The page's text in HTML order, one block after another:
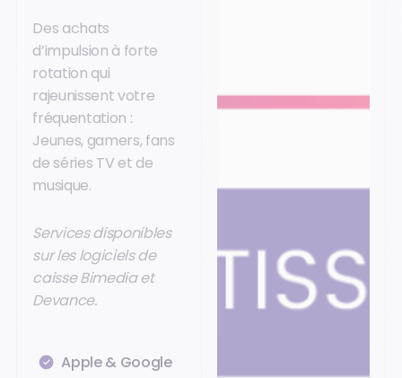
Des achats
d’impulsion à forte
rotation qui
rajeunissent votre
fréquentation :
Jeunes, gamers, fans
de séries TV et de
musique.
Services disponibles
sur les logiciels de
caisse Bimedia et
Devance.
Apple & Google